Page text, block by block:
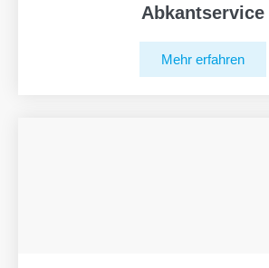
Abkantservice
Mehr erfahren